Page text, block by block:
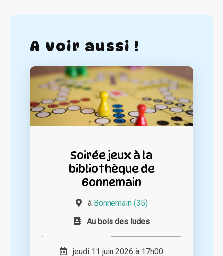
A voir aussi !
Soirée jeux à la
bibliothèque de
Bonnemain
à Bonnemain (35)
Au bois des ludes
jeudi 11 juin 2026 à 17h00